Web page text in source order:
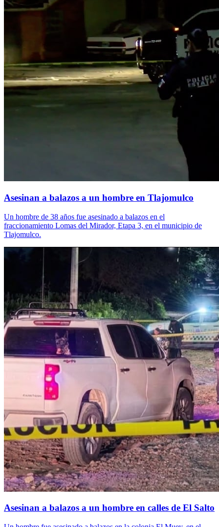
Asesinan a balazos a un hombre en Tlajomulco
Un hombre de 38 años fue asesinado a balazos en el
fraccionamiento Lomas del Mirador, Etapa 3, en el municipio de
Tlajomulco.
Asesinan a balazos a un hombre en calles de El Salto